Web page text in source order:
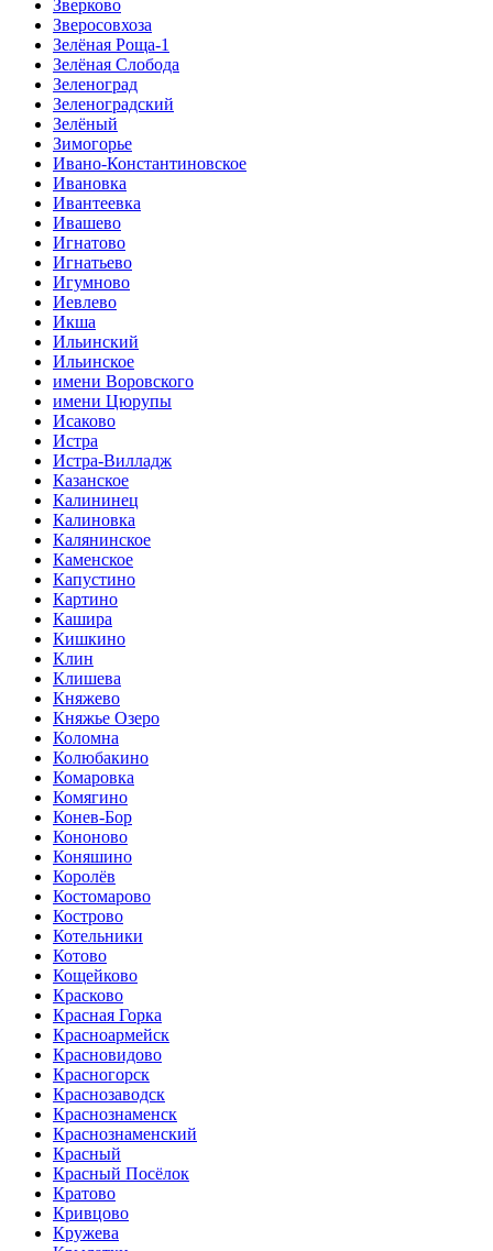
Зверково
Зверосовхоза
Зелёная Роща-1
Зелёная Слобода
Зеленоград
Зеленоградский
Зелёный
Зимогорье
Ивано-Константиновское
Ивановка
Ивантеевка
Ивашево
Игнатово
Игнатьево
Игумново
Иевлево
Икша
Ильинский
Ильинское
имени Воровского
имени Цюрупы
Исаково
Истра
Истра-Вилладж
Казанское
Калининец
Калиновка
Калянинское
Каменское
Капустино
Картино
Кашира
Кишкино
Клин
Клишева
Княжево
Княжье Озеро
Коломна
Колюбакино
Комаровка
Комягино
Конев-Бор
Кононово
Коняшино
Королёв
Костомарово
Кострово
Котельники
Котово
Кощейково
Красково
Красная Горка
Красноармейск
Красновидово
Красногорск
Краснозаводск
Краснознаменск
Краснознаменский
Красный
Красный Посёлок
Кратово
Кривцово
Кружева